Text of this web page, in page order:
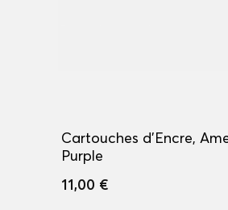
Cartouches d'Encre,
Purple
11,00 €